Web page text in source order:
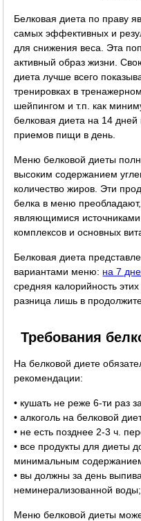
Белковая диета по праву
самых эффективных и
для снижения веса. Эта
активный образ жизни.
диета лучше всего
тренировках в
шейпингом и т.п. как
белковая диета на 14
приемов пищи в день.
Меню белковой диеты
высоким содержанием
количество жиров. Эти
белка в меню
являющимися
комплексов и основных
Белковая диета
вариантами меню: на 7
средняя калорийность
разница лишь в
Требования
На белковой диете
рекомендации:
• кушать не реже 6-ти раз
• алкоголь на белковой
• не есть позднее 2-3 ч.
• все продукты для диеты
минимальным
• вы должны за день
неминерализованной воды;
Меню белковой диеты